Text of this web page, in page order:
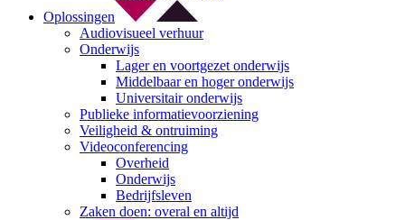
Oplossingen
Audiovisueel verhuur
Onderwijs
Lager en voortgezet onderwijs
Middelbaar en hoger onderwijs
Universitair onderwijs
Publieke informatievoorziening
Veiligheid & ontruiming
Videoconferencing
Overheid
Onderwijs
Bedrijfsleven
Zaken doen: overal en altijd